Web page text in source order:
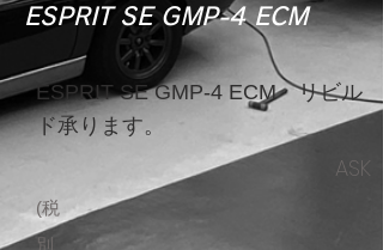
ESPRIT SE GMP-4 ECM
ESPRIT SE GMP-4 ECM リビル
ド承ります。
ASK
(税
別